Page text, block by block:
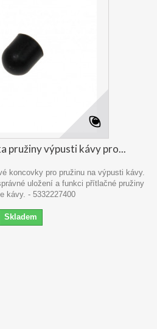
pružiny výpusti kávy pro...
koncovky pro pružinu na výpusti kávy.
uložení a funkci přítlačné pružiny
kávy. - 5332227400
Skladem